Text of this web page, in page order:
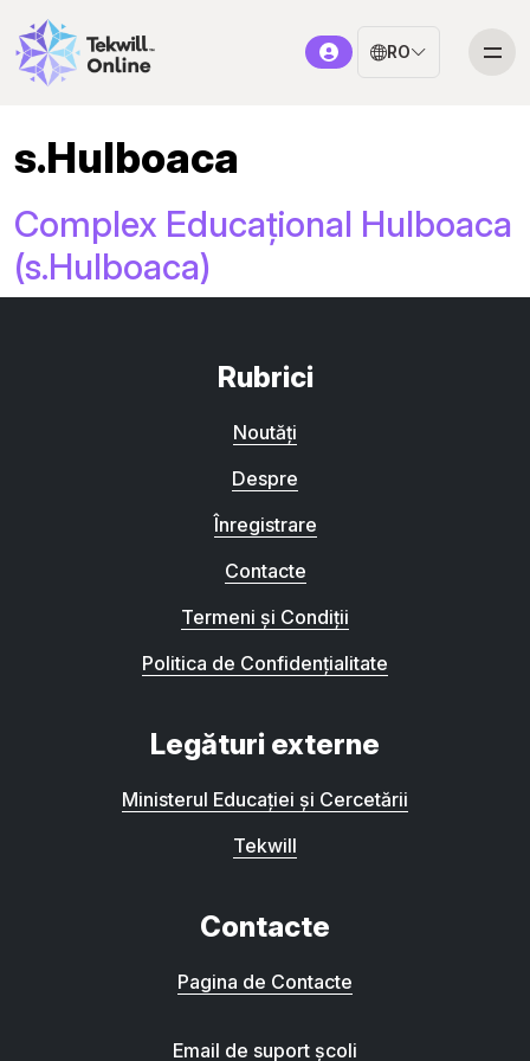
RO
s.Hulboaca
Complex Educațional Hulboaca
(s.Hulboaca)
Rubrici
Noutăți
Despre
Înregistrare
Contacte
Termeni și Condiții
Politica de Confidențialitate
Legături externe
Ministerul Educației și Cercetării
Tekwill
Contacte
Pagina de Contacte
Email de suport școli